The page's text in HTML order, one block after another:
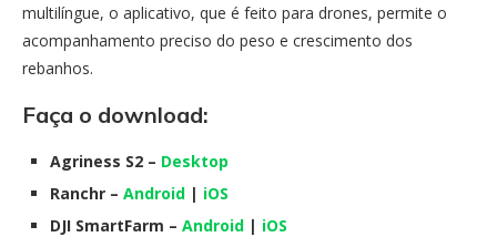
multilíngue, o aplicativo, que é feito para drones, permite o
acompanhamento preciso do peso e crescimento dos
rebanhos.
Faça o download:
Agriness S2 – Desktop
Ranchr – Android | iOS
DJI SmartFarm – Android | iOS